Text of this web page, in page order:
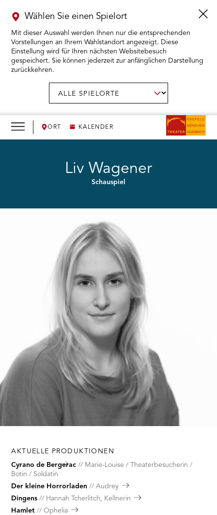
ORT KALENDER
Wählen Sie einen Spielort
Mit dieser Auswahl werden Ihnen nur die entsprechenden
Vorstellungen an Ihrem Wahlstandort angezeigt. Diese
Einstellung wird für Ihren nächsten Websitebesuch
gespeichert. Sie können jederzeit zur anfänglichen Darstellung
zurückkehren.
KARTENKAUF ÖFFNEN
WIR ÖFFNEN
DAS THEATER ÖFFNEN
Liv Wagener
Schauspiel
AKTUELLE PRODUKTIONEN
Cyrano de Bergerac
Marie-Louise / Theaterbesucherin /
Botin / Soldatin
Der kleine Horrorladen
Audrey
Dingens
Hannah Tcherlitch, Kellnerin
Hamlet
Ophelia